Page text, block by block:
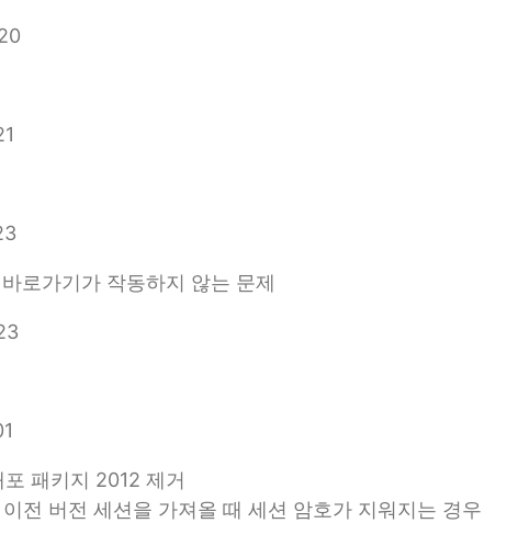
로가기가 작동하지 않는 문제
패키지 2012 제거
전 버전 세션을 가져올 때 세션 암호가 지워지는 경우